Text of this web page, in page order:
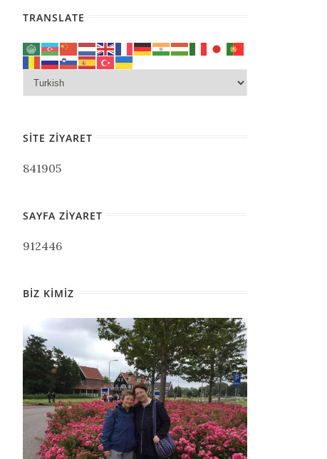
TRANSLATE
SITE ZIYARET
841905
SAYFA ZIYARET
912446
BIZ KIMIZ